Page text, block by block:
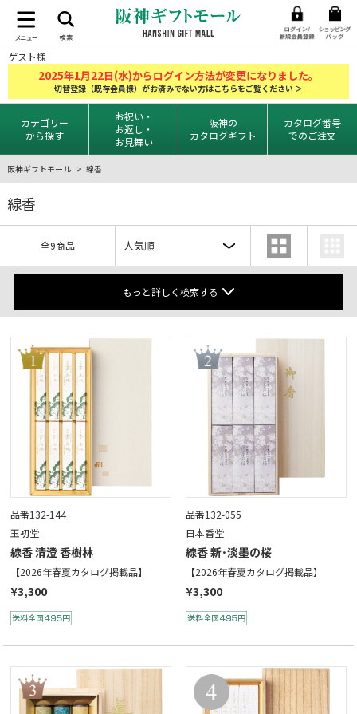
ゲスト様
2025年1月22日(水)からログイン方法が変更になりました。
切替登録（既存会員様）がお済みでない方はこちらをご覧ください ＞
カテゴリー
から探す
お祝い・
お返し・
お見舞い
阪神の
カタログギフト
カタログ番号
でのご注文
阪神ギフトモール 線香
線香
全9商品
もっと詳しく検索する
品番132-144
玉初堂
線香 清澄 香樹林
【2026年春夏カタログ掲載品】
¥3,300
品番132-055
日本香堂
線香 新･淡墨の桜
【2026年春夏カタログ掲載品】
¥3,300